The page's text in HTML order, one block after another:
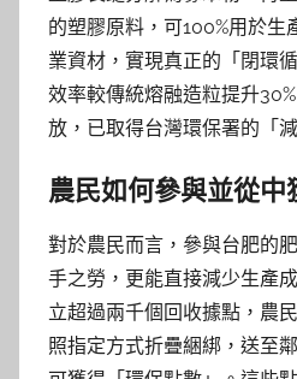
的塑膠原料，可100%用於生
業資材，實現真正的「閉環
效率較傳統熔融造粒提升
放，已取得台灣環保署的「
農民如何參與並從中
對於農民而言，參與台肥的
手之勞，更能直接減少生產
立超過兩千個回收據點，農
照指定方式折疊綑綁，送至